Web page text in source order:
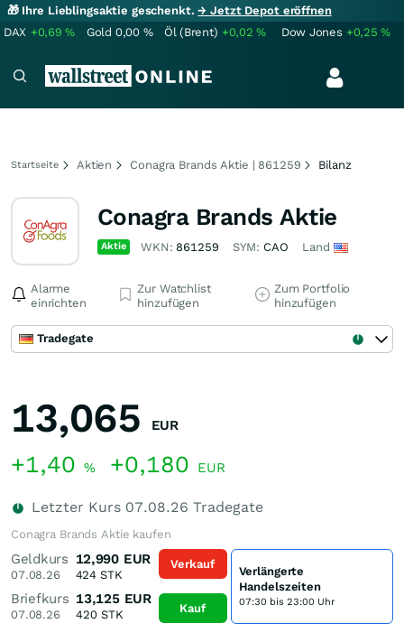
🎁 Ihre Lieblingsaktie geschenkt.→ Jetzt Depot eröffnen
DAX +0,69% Gold 0,00 % Öl (Brent) +0,02% Dow Jones +0,25%
Startseite Aktien Conagra Brands Aktie | 861259 Bilanz
Conagra Brands Aktie
Aktie WKN: 861259 SYM: CAO Land
Alarme
einrichten
Zur Watchlist
hinzufügen
Zum Portfolio
hinzufügen
Tradegate
13,065 EUR
+1,40 % +0,180 EUR
Letzter Kurs 07.08.26 Tradegate
Conagra Brands Aktie kaufen
Geldkurs
07.08.26
12,990 EUR
424 STK
Briefkurs
07.08.26
13,125 EUR
420STK
Verkauf
Kauf
Verlängerte
Handelszeiten
07:30 bis 23:00 Uhr